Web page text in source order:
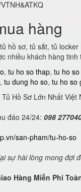
hàng
hồ sơ, tủ sắt, tủ
nhiều khách hàng
, tu ho so thap, tu ho
, tu dung ho so, tu ho so
Hồ Sơ Lớn Nhất Việt
đáo 24/24: 098
san-pham/tu-ho-so
sự hài lòng mong đợi
Hàng Miễn Phí